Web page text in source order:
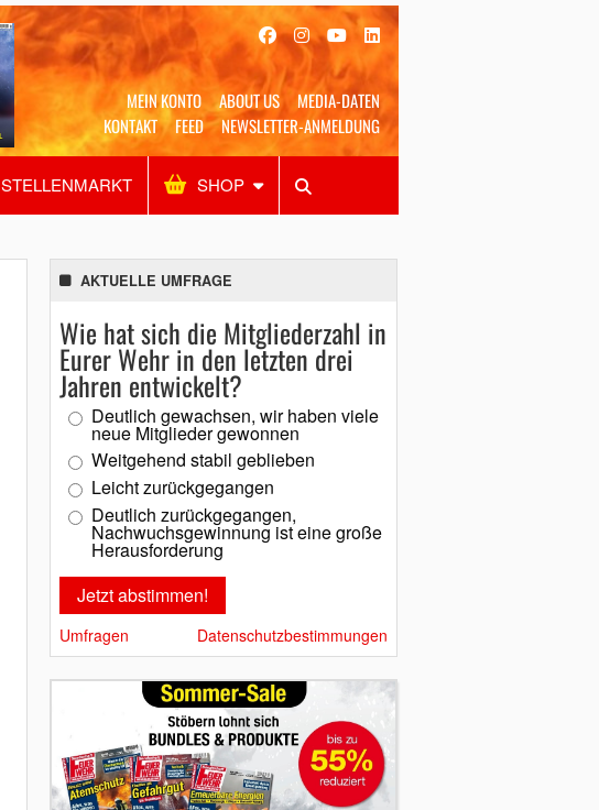
MEIN KONTO ABOUT US
MEDIA-DATEN
KONTAKT
FEED NEWSLETTER-ANMELDUNG
STELLENMARKT SHOP
Alles Shop SUCHEN
AKTUELLE UMFRAGE
Wie hat sich die Mitgliederzahl in
Eurer Wehr in den letzten drei
Jahren entwickelt?
Deutlich gewachsen, wir haben viele
neue Mitglieder gewonnen
Weitgehend stabil geblieben
Leicht zurückgegangen
Deutlich zurückgegangen,
Nachwuchsgewinnung ist eine große
Herausforderung
Umfragen Datenschutzbestimmungen